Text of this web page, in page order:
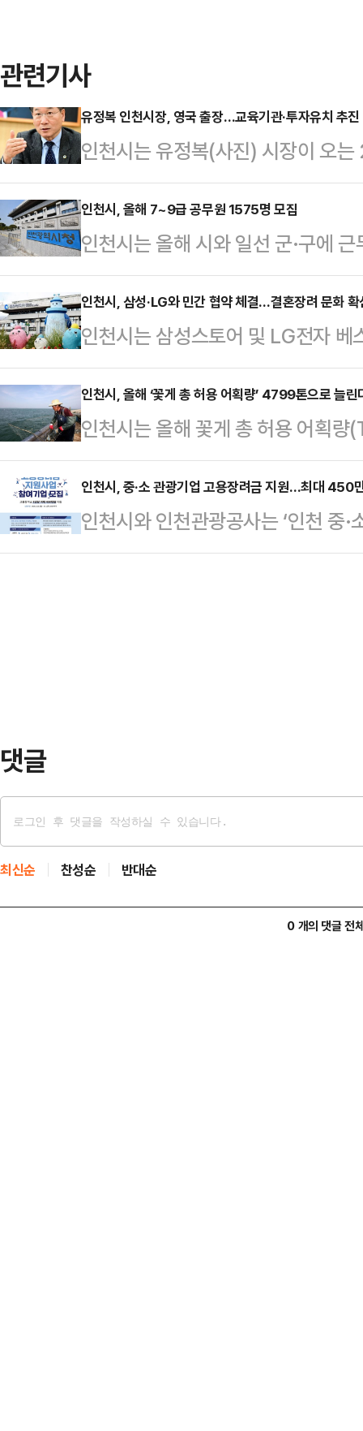
관련기사
유정복 인천시장, 영국 출장…교육기관·투자유치 추진
인천시는 유정복(사진) 시장이 오
방문한다고 20일 밝혔다.유 시장은
기업 관계자 등을 면담하고 인천경
획이다.또 유럽한인총연합회와 간
는 인천의 관련 정책을 소개할 예정
인천시, 올해 7~9급 공무원 1575명 모집
인천시는 올해 시와 일선 군·구에
다고 20일 밝혔다.시는 오는 7월
결원 발생을 고려해 지난해보다
채용 인원은 7급 11명, 8급 110명,
용 시험은 상·하반기로 나눠 치러
시 관계자는 “올해는 인천시 행정
요한 해”라며 “시민에게 양질의 행
인천시, 삼성·LG와 민간 협약 체결…결혼장려 문화 확
인천시는 삼성스토어 및 LG전자
간협력 협약을 체결했다고 19일 밝
비롯해 삼성스토어 6개 지점과 LG
했다.이번 협약으로 ‘아이(i)플러스
러스 맺어드림(예비부부)’ 참여자
경우 사은품 제공 등 다양한 특별
삼성스토어 및 LG전자 베스트샵
약은 국내 …
인천시, 올해 ‘꽃게 총 허용 어획량’ 4799톤으로 늘린
인천시는 올해 꽃게 총 허용 어획
했다고 19일 밝혔다.정부의 총허용
해 관리하는 제도다.해양수산부는
획량 설정 및 관리에 관한 시행 계
어획량을 3706톤으로 정했다.이
인천시, 중·소 관광기업 고용장려금 지원…최대 450
인천시와 인천관광공사는 ‘인천 중
한다고 19일 밝혔다.이 사업은 인
댓글
최신순 찬성순 반대순
0 개의 댓글 전